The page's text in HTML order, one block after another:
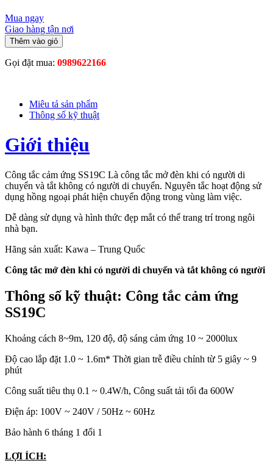
Mua ngay
Giao hàng tận nơi
Thêm vào giỏ
Gọi đặt mua: 0989622166
Miêu tả sản phẩm
Thông số kỹ thuật
Giới thiệu
Công tắc cảm ứng SS19C Là công tắc mở đèn khi có người di
chuyển và tắt không có người di chuyển. Nguyên tắc hoạt động sử
dụng hồng ngoại phát hiện chuyển động trong vùng làm việc.
Dễ dàng sử dụng và hình thức đẹp mắt có thể trang trí trong ngôi
nhà bạn.
Hãng sản xuất: Kawa – Trung Quốc
Công tắc mở đèn khi có người di chuyển và tắt không có người
Thông số kỹ thuật: Công tắc cảm ứng
SS19C
Khoảng cách 8~9m, 120 độ, độ sáng cảm ứng 10 ~ 2000lux
Độ cao lắp đặt 1.0 ~ 1.6m* Thời gian trễ điều chỉnh từ 5 giây ~ 9
phút
Công suất tiêu thụ 0.1 ~ 0.4W/h, Công suất tải tối đa 600W
Điện áp: 100V ~ 240V / 50Hz ~ 60Hz
Bảo hành 6 tháng 1 đổi 1
LỢI ÍCH: